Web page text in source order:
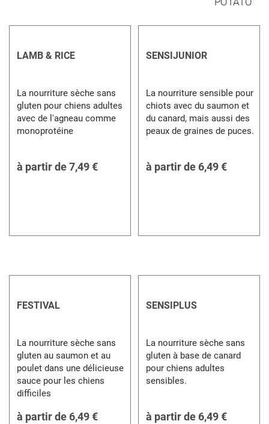
LAMB & RICE
La nourriture sèche sans
gluten pour chiens adultes
avec de l'agneau comme
monoprotéine
à partir de7,49 €
SENSIJUNIOR
La nourriture sensible pour
chiots avec du saumon et
du canard, mais aussi des
peaux de graines de puces.
à partir de 6,49 €
FESTIVAL
La nourriture sèche sans
gluten au saumon et au
poulet dans une délicieuse
sauce pour les chiens
difficiles
à partir de 6,49 €
SENSIPLUS
La nourriture sèche sans
gluten à base de canard
pour chiens adultes
sensibles.
à partir de 6,49 €